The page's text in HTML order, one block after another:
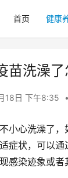
首页 健康
苗洗澡
18日 下午8:35 •
小心洗澡了
症状，可以
感染迹象或者